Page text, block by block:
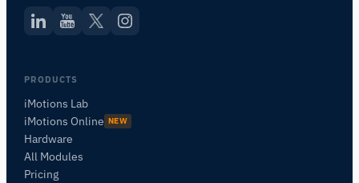
PRODUCTS
iMotions Lab
iMotions Online NEW
Hardware
All Modules
Pricing